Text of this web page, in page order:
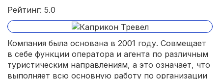
Рейтинг: 5.0
Компания была основана в 2001 году. Совмещает
в себе функции оператора и агента по различным
туристическим направлениям, а это означает, что
выполняет всю основную работу по организации